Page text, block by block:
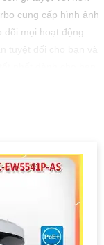
cung cấp hình ảnh
dõi mọi hoạt động